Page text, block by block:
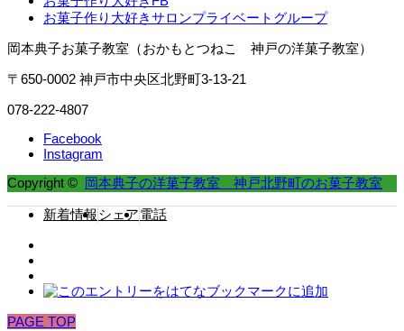
お菓子作り大好きサロンプライベートグループ
岡本典子お菓子教室（おかもとつねこ 神戸の洋菓子教室）
〒650-0002 神戸市中央区北野町3-13-21
078-222-4807
Facebook
Instagram
Copyright © 岡本典子の洋菓子教室 神戸北野町のお菓子教室
新着情報シェア電話
PAGE TOP